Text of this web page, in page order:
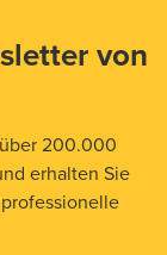
von
200.000
erhalten Sie